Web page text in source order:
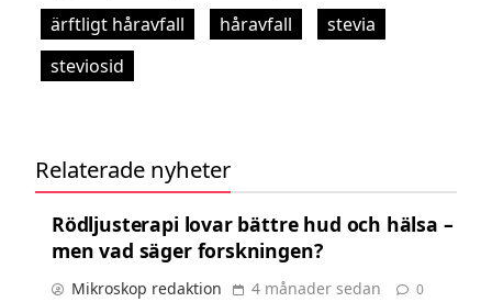
ärftligt håravfall
håravfall
stevia
steviosid
Relaterade nyheter
Rödljusterapi lovar bättre hud och hälsa –
men vad säger forskningen?
Mikroskop redaktion 4 månader sedan 0